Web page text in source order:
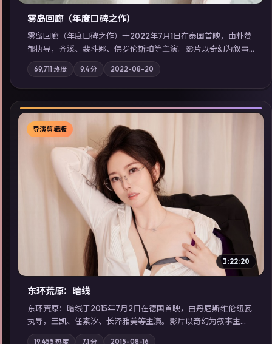
雾岛回廊（年度口碑之作）
雾岛回廊（年度口碑之作）于2022年7月1日在泰国首映，由朴赞
郁执导，齐溪、裴斗娜、佛罗伦斯·珀等主演。影片以奇幻为叙事
主轴，边境小镇的平静被一封匿名信彻底打破；摄影与配乐强化
地域气质；站内亦可通过「国产免费观看高清电视剧在线看」延
展检索同类型高分佳作，畅享高清在线追剧体验。
69,711热度 9.4分 2022-08-20
▶
导演剪辑版
1:22:20
东环荒原：暗线
东环荒原：暗线于2015年7月2日在德国首映，由丹尼斯·维伦纽瓦
执导，王凯、任素汐、长泽雅美等主演。影片以奇幻为叙事主
轴，边境小镇的平静被一封匿名信彻底打破；摄影与配乐强化地
19,455 热度 7.1 分 2015-08-16